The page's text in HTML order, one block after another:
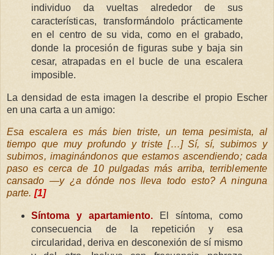
individuo da vueltas alrededor de sus
características, transformándolo prácticamente
en el centro de su vida, como en el grabado,
donde la procesión de figuras sube y baja sin
cesar, atrapadas en el bucle de una escalera
imposible.
La densidad de esta imagen la describe el propio Escher
en una carta a un amigo:
Esa escalera es más bien triste, un tema pesimista, al
tiempo que muy profundo y triste […] Sí, sí, subimos y
subimos, imaginándonos que estamos ascendiendo; cada
paso es cerca de 10 pulgadas más arriba, terriblemente
cansado —y ¿a dónde nos lleva todo esto? A ninguna
parte. [1]
Síntoma y apartamiento.
El síntoma, como
consecuencia de la repetición y esa
circularidad, deriva en desconexión de sí mismo